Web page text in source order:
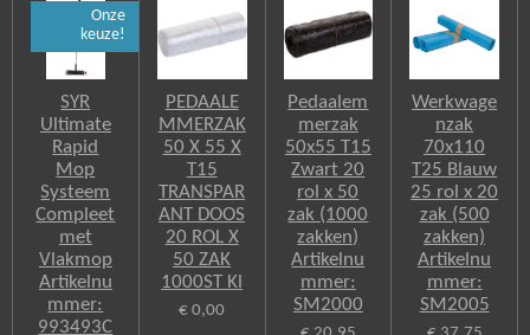
Onze
keuze!
SYR
Ultimate
Rapid
Mop
Systeem
Compleet
met
Vlakmop
Artikelnu
mmer:
993493C
PEDAALE
MMERZAK
50 X 55 X
T15
TRANSPAR
ANT DOOS
20 ROL X
50 ZAK
1000ST Kl
€ 0,00
Pedaalem
merzak
50x55 T15
Zwart 20
rol x 50
zak (1000
zakken)
Artikelnu
mmer:
SM2000
Werkwage
nzak
70x110
T25 Blauw
25 rol x 20
zak (500
zakken)
Artikelnu
mmer:
SM2005